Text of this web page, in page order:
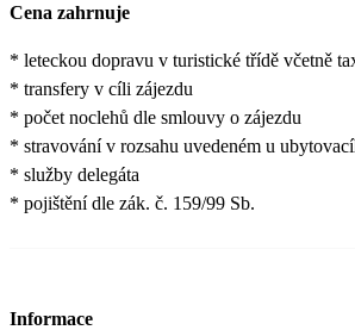
Cena zahrnuje
* leteckou dopravu v turistické třídě včetně
* transfery v cíli zájezdu
* počet noclehů dle smlouvy o zájezdu
* stravování v rozsahu uvedeném u
* služby delegáta
* pojištění dle zák. č. 159/99 Sb.
Informace